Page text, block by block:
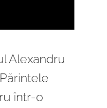
Alexandru
într-o